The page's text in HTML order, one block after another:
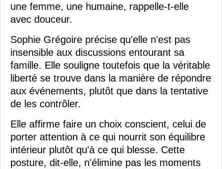
une femme, une humaine, rappelle-t-elle
avec douceur.
Sophie Grégoire précise qu'elle n'est pas
insensible aux discussions entourant sa
famille. Elle souligne toutefois que la véritable
liberté se trouve dans la manière de répondre
aux événements, plutôt que dans la tentative
de les contrôler.
Elle affirme faire un choix conscient, celui de
porter attention à ce qui nourrit son équilibre
intérieur plutôt qu'à ce qui blesse. Cette
posture, dit-elle, n'élimine pas les moments